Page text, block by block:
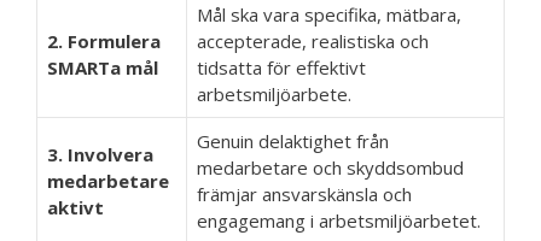
2. Formulera
SMARTa mål
Mål ska vara specifika, mätbara,
accepterade, realistiska och
tidsatta för effektivt
arbetsmiljöarbete.
3. Involvera
medarbetare
aktivt
Genuin delaktighet från
medarbetare och skyddsombud
främjar ansvarskänsla och
engagemang i arbetsmiljöarbetet.